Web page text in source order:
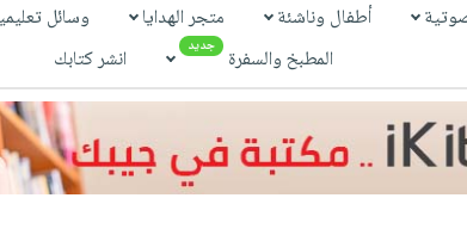
أطفال وناشئة متجر الهدايا وسائل
المطبخ والسفرة جديد انشر كتابك